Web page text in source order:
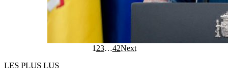
1 23…42Next
LES PLUS LUS